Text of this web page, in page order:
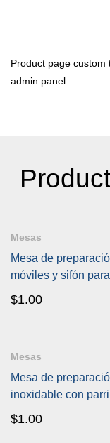
Product page custom
admin panel.
Mesas
Mesa de
móviles y sifón
$1.00
Mesas
Mesa de
inoxidable con
$1.00